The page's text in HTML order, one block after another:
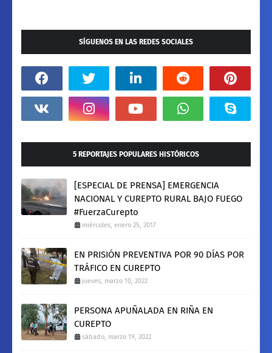
SÍGUENOS EN LAS REDES SOCIALES
5 REPORTAJES POPULARES HISTÓRICOS
[ESPECIAL DE PRENSA] EMERGENCIA
NACIONAL Y CUREPTO RURAL BAJO FUEGO
#FuerzaCurepto
miércoles, enero 25, 2017
EN PRISIÓN PREVENTIVA POR 90 DÍAS POR
TRÁFICO EN CUREPTO
jueves, marzo 10, 2022
PERSONA APUÑALADA EN RIÑA EN
CUREPTO
sábado, marzo 19, 2022